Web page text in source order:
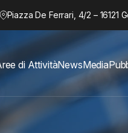
Piazza De Ferrari, 4/2 – 16121
di AttivitàNewsMedia